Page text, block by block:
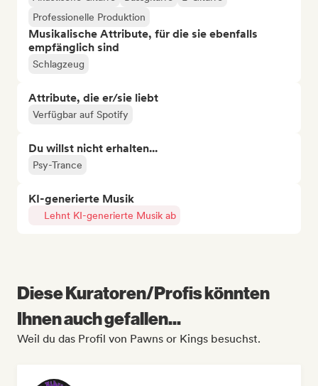
Professionelle Produktion
Musikalische Attribute, für die sie ebenfalls
empfänglich sind
Schlagzeug
Attribute, die er/sie liebt
Verfügbar auf Spotify
Du willst nicht erhalten...
Psy-Trance
KI-generierte Musik
Lehnt KI-generierte Musik ab
Diese Kuratoren/Profis könnten
Ihnen auch gefallen...
Weil du das Profil von Pawns or Kings besuchst.